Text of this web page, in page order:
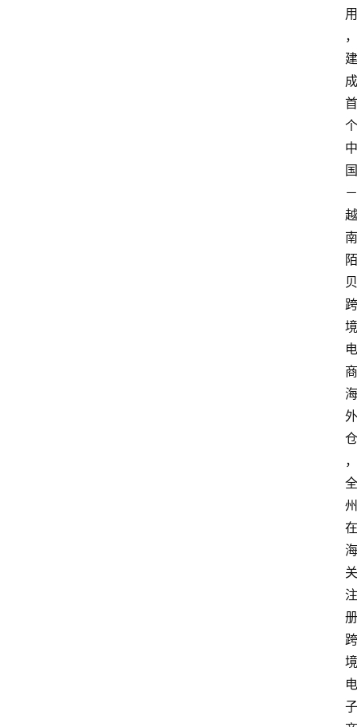
用
，
建
成
首
个
中
国
－
越
南
陌
贝
跨
境
电
商
海
外
仓
，
全
州
在
海
关
注
册
跨
境
电
子